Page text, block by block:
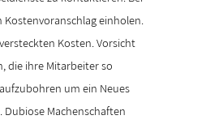
einholen.
Kosten. Vorsicht
die ihre Mitarbeiter so
um ein Neues
Machenschaften